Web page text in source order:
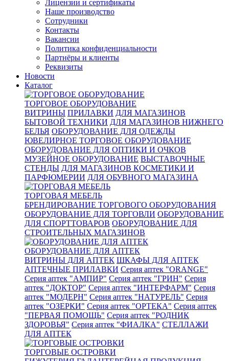
Лицензии и сертификаты
Наше производство
Сотрудники
Контакты
Вакансии
Политика конфиденциальности
Партнёры и клиенты
Реквизиты
Новости
Каталог
ТОРГОВОЕ ОБОРУДОВАНИЕ
ВИТРИНЫ ПРИЛАВКИ ДЛЯ МАГАЗИНОВ
БЫТОВОЙ ТЕХНИКИ ДЛЯ МАГАЗИНОВ НИЖНЕГО
БЕЛЬЯ ОБОРУДОВАНИЕ ДЛЯ ОДЕЖДЫ
ЮВЕЛИРНОЕ ТОРГОВОЕ ОБОРУДОВАНИЕ
ОБОРУДОВАНИЕ ДЛЯ ОПТИКИ И ОЧКОВ
МУЗЕЙНОЕ ОБОРУДОВАНИЕ ВЫСТАВОЧНЫЕ
СТЕНДЫ ДЛЯ МАГАЗИНОВ КОСМЕТИКИ И
ПАРФЮМЕРИИ ДЛЯ ОБУВНОГО МАГАЗИНА
ТОРГОВАЯ МЕБЕЛЬ
БРЕНДИРОВАНИЕ ТОРГОВОГО ОБОРУДОВАНИЯ
ОБОРУДОВАНИЕ ДЛЯ ТОРГОВЛИ ОБОРУДОВАНИЕ
ДЛЯ СПОРТТОВАРОВ ОБОРУДОВАНИЕ ДЛЯ
СТРОИТЕЛЬНЫХ МАГАЗИНОВ
ОБОРУДОВАНИЕ ДЛЯ АПТЕК
ВИТРИНЫ ДЛЯ АПТЕК ШКАФЫ ДЛЯ АПТЕК
АПТЕЧНЫЕ ПРИЛАВКИ Серия аптек "ORANGE"
Серия аптек "АМПИР" Серия аптек "ГРИН" Серия
аптек "ДОКТОР" Серия аптек "ИНТЕРФАРМ" Серия
аптек "МОДЕРН" Серия аптек "НАТУРЕЛЬ" Серия
аптек "ОЗЕРКИ" Серия аптек "ОРТЕКА" Серия аптек
"ПЕРВАЯ ПОМОЩЬ" Серия аптек "РОДНИК
ЗДОРОВЬЯ" Серия аптек "ФИАЛКА" СТЕЛЛАЖИ
ДЛЯ АПТЕК
ТОРГОВЫЕ ОСТРОВКИ